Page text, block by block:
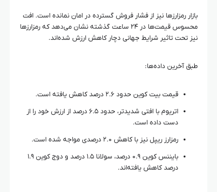
بازار رمزارزها نیز از فشار فروش گسترده در امان نمانده است. افت
محسوس قیمت‌ها در ۲۴ ساعت گذشته نشان می‌دهد که رمزارزها
نیز تحت تاثیر شرایط جهانی دچار کاهش ارزش شده‌اند.
طبق آخرین داده‌ها:
قیمت بیت کوین حدود ۲.۶ درصد کاهش یافته است.
اتریوم با افتی شدیدتر، حدود ۶.۵ درصد از ارزش خود را از
دست داده است.
رمزارز ریپل نیز با کاهش ۲.۰ درصدی مواجه شده است.
بایننس کوین ۰.۹ درصد، سولانا ۱.۵ درصد و دوج کوین ۱.۹
درصد کاهش یافته‌اند.